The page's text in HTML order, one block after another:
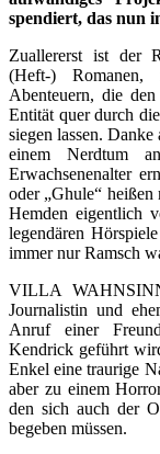
spendiert, das nun
Zuallererst ist der
(Heft-) Romanen,
Abenteuern, die
Entität quer durch
siegen lassen.
einem Nerdtum
Erwachsenenalter
oder „Ghule“ heißen
Hemden eigentlich
legendären
immer nur Ramsch
VILLA
Journalistin und
Anruf einer
Kendrick geführt
Enkel eine traurige
aber zu einem
den sich auch der
begeben müssen.